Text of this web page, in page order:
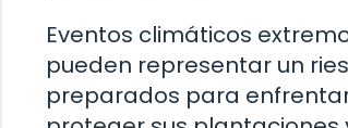
Eventos climáticos
pueden representar un
preparados para